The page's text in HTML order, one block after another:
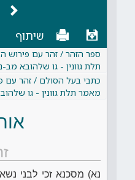
שיתוף
ספר הזהר / זהר עם
תלת גוונין - גו שלהובא מב-
כתבי בעל הסולם / זהר
מאמר תלת גוונין - גו
נא) מסכנא זכי לבני